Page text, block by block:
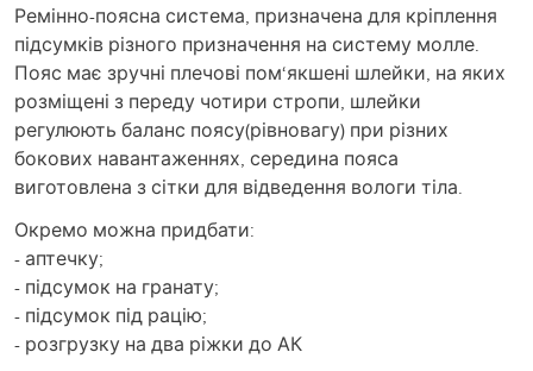
Ремінно-поясна система, призначена для кріплення
підсумків різного призначення на систему молле.
Пояс має зручні плечові пом‘якшені шлейки, на яких
розміщені з переду чотири стропи, шлейки
регулюють баланс поясу(рівновагу) при різних
бокових навантаженнях, середина пояса
виготовлена з сітки для відведення вологи тіла.
Окремо можна придбати:
- аптечку;
- підсумок на гранату;
- підсумок під рацію;
- розгрузку на два ріжки до АК